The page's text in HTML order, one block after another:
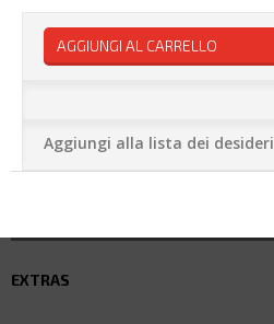
AGGIUNGI AL CARRELLO
Aggiungi alla lista dei desideri
EXTRAS